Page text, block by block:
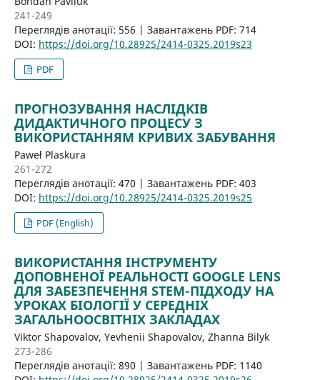
241-249
Переглядів анотації: 556 | Завантажень PDF: 714
DOI: https://doi.org/10.28925/2414-0325.2019s23
PDF
ПРОГНОЗУВАННЯ НАСЛІДКІВ
ДИДАКТИЧНОГО ПРОЦЕСУ З
ВИКОРИСТАННЯМ КРИВИХ ЗАБУВАННЯ
Paweł Plaskura
261-272
Переглядів анотації: 470 | Завантажень PDF: 403
DOI: https://doi.org/10.28925/2414-0325.2019s25
PDF (English)
ВИКОРИСТАННЯ ІНСТРУМЕНТУ
ДОПОВНЕНОЇ РЕАЛЬНОСТІ GOOGLE LENS
ДЛЯ ЗАБЕЗПЕЧЕННЯ STEM-ПІДХОДУ НА
УРОКАХ БІОЛОГІЇ У СЕРЕДНІХ
ЗАГАЛЬНООСВІТНІХ ЗАКЛАДАХ
Viktor Shapovalov, Yevhenii Shapovalov, Zhanna Bilyk
273-286
Переглядів анотації: 890 | Завантажень PDF: 1140